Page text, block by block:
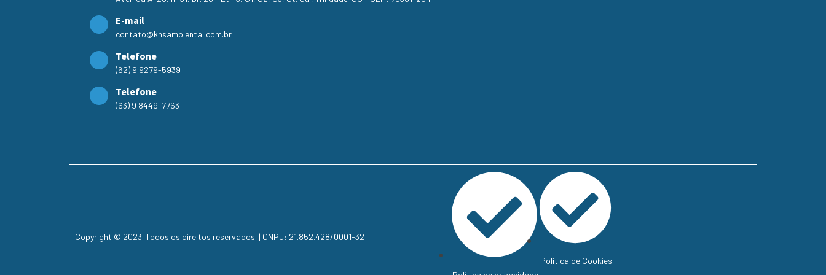
E-mail
contato@knsambiental.com.br
Telefone
(62) 9 9279-5939
Telefone
(63) 9 8449-7763
Copyright © 2023. Todos os direitos reservados. | CNPJ: 21.852.428/0001-32
Política de Cookies